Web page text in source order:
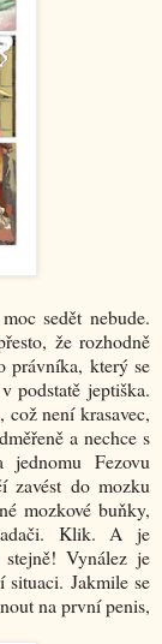
sedět nebude.
že rozhodně
právníka, který se
podstatě jeptiška.
což není krasavec,
a nechce s
Fezovu
zavést do mozku
mozkové buňky,
Klik. A je
Vynález je
situaci. Jakmile se
na první penis,